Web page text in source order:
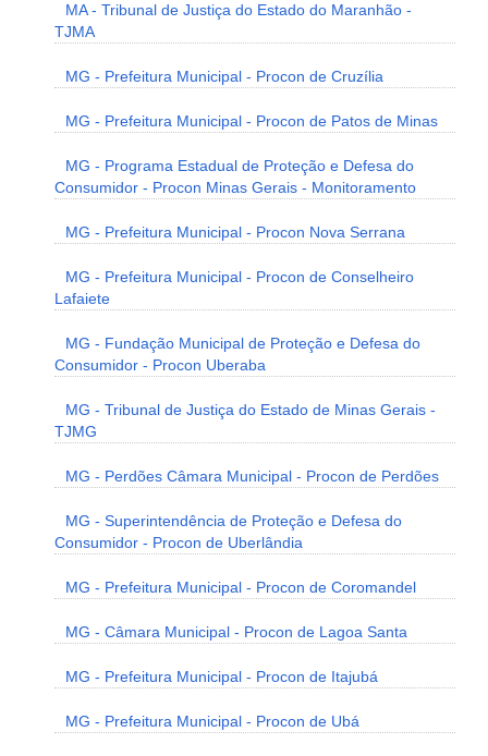
MA - Tribunal de Justiça do Estado do Maranhão -
TJMA
MG - Prefeitura Municipal - Procon de Cruzília
MG - Prefeitura Municipal - Procon de Patos de Minas
MG - Programa Estadual de Proteção e Defesa do
Consumidor - Procon Minas Gerais - Monitoramento
MG - Prefeitura Municipal - Procon Nova Serrana
MG - Prefeitura Municipal - Procon de Conselheiro
Lafaiete
MG - Fundação Municipal de Proteção e Defesa do
Consumidor - Procon Uberaba
MG - Tribunal de Justiça do Estado de Minas Gerais -
TJMG
MG - Perdões Câmara Municipal - Procon de Perdões
MG - Superintendência de Proteção e Defesa do
Consumidor - Procon de Uberlândia
MG - Prefeitura Municipal - Procon de Coromandel
MG - Câmara Municipal - Procon de Lagoa Santa
MG - Prefeitura Municipal - Procon de Itajubá
MG - Prefeitura Municipal - Procon de Ubá